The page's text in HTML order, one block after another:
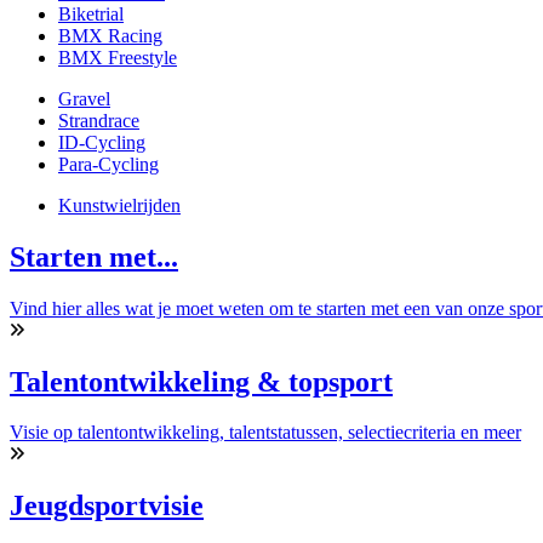
Biketrial
BMX Racing
BMX Freestyle
Gravel
Strandrace
ID-Cycling
Para-Cycling
Kunstwielrijden
Starten met...
Vind hier alles wat je moet weten om te starten met een van onze
Talentontwikkeling & topsport
Visie op talentontwikkeling, talentstatussen, selectiecriteria en meer
Jeugdsportvisie